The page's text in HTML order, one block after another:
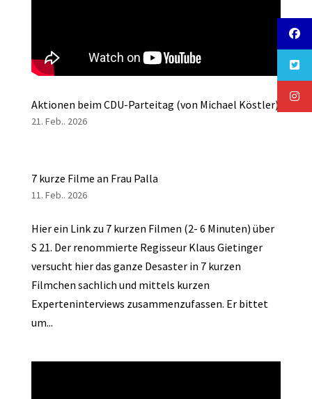
Aktionen beim CDU-Parteitag (von Michael Köstler)
21. Feb.. 2026
7 kurze Filme an Frau Palla
11. Feb.. 2026
Hier ein Link zu 7 kurzen Filmen (2- 6 Minuten) über
S 21. Der renommierte Regisseur Klaus Gietinger
versucht hier das ganze Desaster in 7 kurzen
Filmchen sachlich und mittels kurzen
Experteninterviews zusammenzufassen. Er bittet
um...